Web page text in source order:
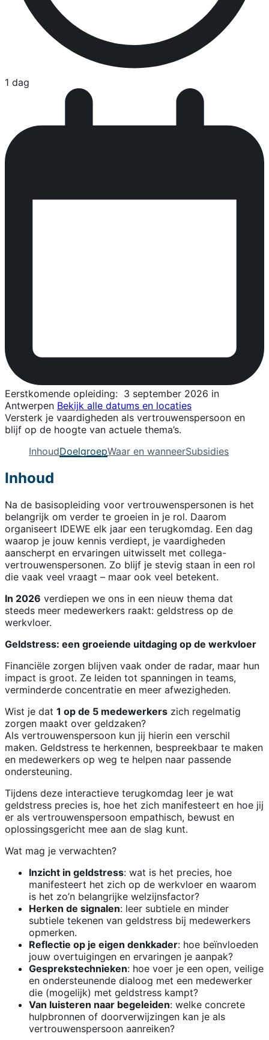
1 dag
Eerstkomende opleiding: 3 september 2026 in
Antwerpen Bekijk alle datums en locaties
Versterk je vaardigheden als vertrouwenspersoon en
blijf op de hoogte van actuele thema’s.
InhoudDoelgroepWaar en wanneerSubsidies
Inhoud
Na de basisopleiding voor vertrouwenspersonen is het
belangrijk om verder te groeien in je rol. Daarom
organiseert IDEWE elk jaar een terugkomdag. Een dag
waarop je jouw kennis verdiept, je vaardigheden
aanscherpt en ervaringen uitwisselt met collega-
vertrouwenspersonen. Zo blijf je stevig staan in een rol
die vaak veel vraagt – maar ook veel betekent.
In 2026 verdiepen we ons in een nieuw thema dat
steeds meer medewerkers raakt: geldstress op de
werkvloer.
Geldstress: een groeiende uitdaging op de werkvloer
Financiële zorgen blijven vaak onder de radar, maar hun
impact is groot. Ze leiden tot spanningen in teams,
verminderde concentratie en meer afwezigheden.
Wist je dat 1 op de 5 medewerkers zich regelmatig
zorgen maakt over geldzaken?
Als vertrouwenspersoon kun jij hierin een verschil
maken. Geldstress te herkennen, bespreekbaar te maken
en medewerkers op weg te helpen naar passende
ondersteuning.
Tijdens deze interactieve terugkomdag leer je wat
geldstress precies is, hoe het zich manifesteert en hoe jij
er als vertrouwenspersoon empathisch, bewust en
oplossingsgericht mee aan de slag kunt.
Wat mag je verwachten?
Inzicht in geldstress: wat is het precies, hoe
manifesteert het zich op de werkvloer en waarom
is het zo’n belangrijke welzijnsfactor?
Herken de signalen: leer subtiele en minder
subtiele tekenen van geldstress bij medewerkers
opmerken.
Reflectie op je eigen denkkader: hoe beïnvloeden
jouw overtuigingen en ervaringen je aanpak?
Gesprekstechnieken: hoe voer je een open, veilige
en ondersteunende dialoog met een medewerker
die (mogelijk) met geldstress kampt?
Van luisteren naar begeleiden: welke concrete
hulpbronnen of doorverwijzingen kan je als
vertrouwenspersoon aanreiken?